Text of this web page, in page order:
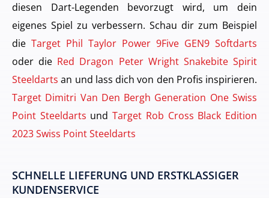
diesen Dart-Legenden bevorzugt wird, um dein
eigenes Spiel zu verbessern. Schau dir zum Beispiel
die Target Phil Taylor Power 9Five GEN9 Softdarts
oder die Red Dragon Peter Wright Snakebite Spirit
Steeldarts an und lass dich von den Profis inspirieren.
Target Dimitri Van Den Bergh Generation One Swiss
Point Steeldarts undTarget Rob Cross Black Edition
2023 Swiss Point Steeldarts
SCHNELLE LIEFERUNG UND ERSTKLASSIGER
KUNDENSERVICE